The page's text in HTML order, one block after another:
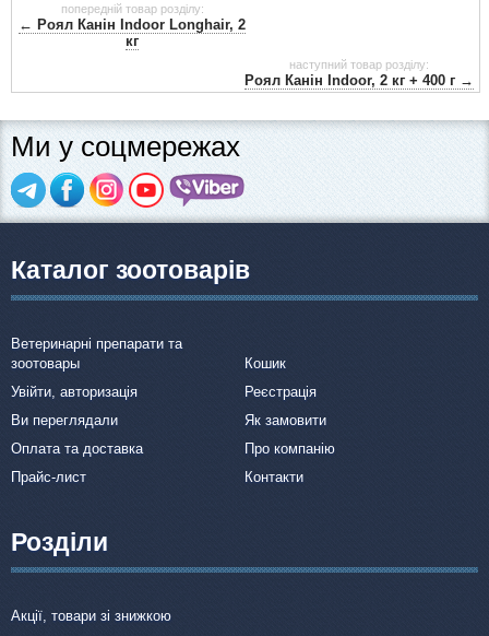
попередній товар розділу:
← Роял Канін Indoor Longhair, 2
кг
наступний товар розділу:
Роял Канін Indoor, 2 кг + 400 г →
Ми у соцмережах
Каталог зоотоварів
Ветеринарні препарати та
зоотовары
Кошик
Увійти, авторизація
Реєстрація
Ви переглядали
Як замовити
Оплата та доставка
Про компанію
Прайс-лист
Контакти
Розділи
Акції, товари зі знижкою